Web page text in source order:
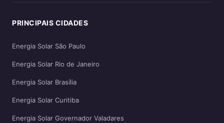
PRINCIPAIS CIDADES
Energia Solar São Paulo
Energia Solar Rio de Janeiro
Energia Solar Brasília
Energia Solar Curitiba
Energia Solar Governador Valadares